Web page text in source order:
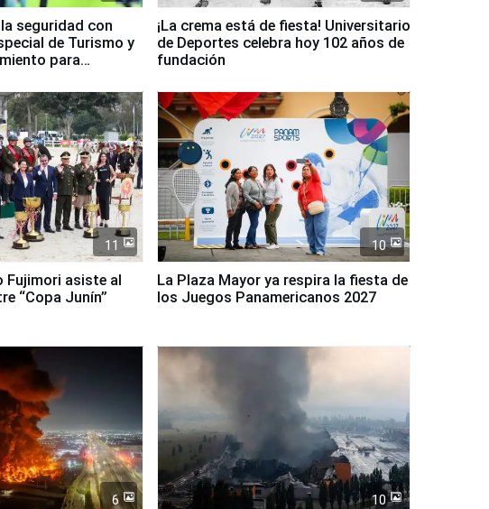
seguridad con
de Turismo y
para
¡La crema está de fiesta! Universitario
de Deportes celebra hoy 102 años de
fundación
11
Fujimori asiste al
“Copa Junín”
10
La Plaza Mayor ya respira la fiesta de
los Juegos Panamericanos 2027
6 10